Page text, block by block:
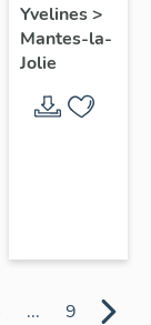
Yvelines>
Mantes-la-
Jolie
... 9